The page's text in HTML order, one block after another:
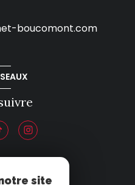
boucomont.com
site